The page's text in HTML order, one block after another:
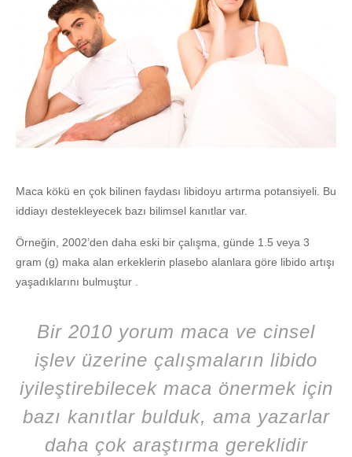
Maca kökü en çok bilinen faydası libidoyu artırma potansiyeli. Bu
iddiayı destekleyecek bazı bilimsel kanıtlar var.
Örneğin, 2002’den daha eski bir çalışma, günde 1.5 veya 3
gram (g) maka alan erkeklerin plasebo alanlara göre libido artışı
yaşadıklarını bulmuştur .
Bir 2010 yorum maca ve cinsel
işlev üzerine çalışmaların libido
iyileştirebilecek maca önermek için
bazı kanıtlar bulduk, ama yazarlar
daha çok araştırma gereklidir